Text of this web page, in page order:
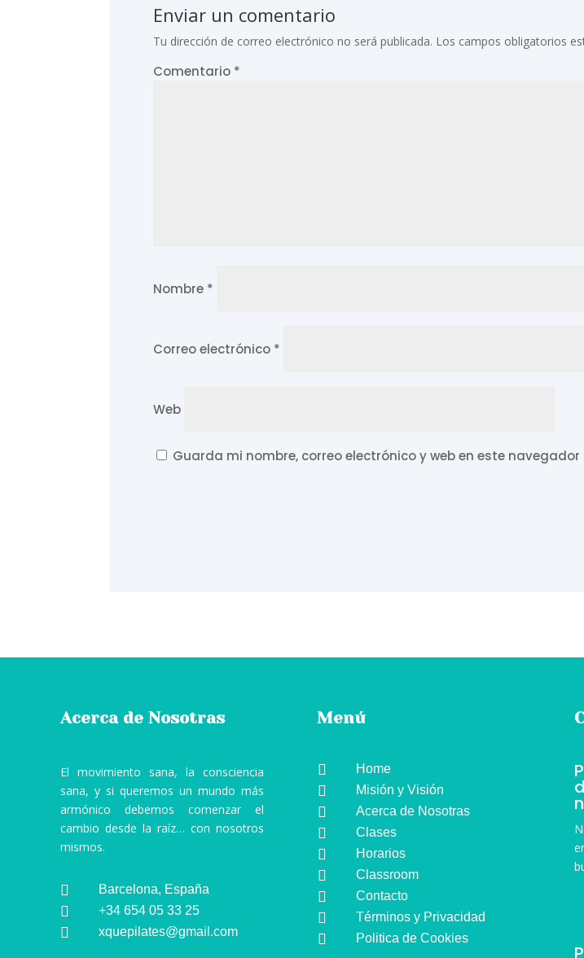
Enviar un comentario
Tu dirección de correo electrónico no será publicada. Los campos obligatorios
Comentario *
Nombre *
Correo electrónico *
Web
Guarda mi nombre, correo electrónico y web en este
Acerca de Nosotras
El movimiento sana, la consciencia
sana, y si queremos un mundo más
armónico debemos comenzar el
cambio desde la raíz… con nosotros
mismos.
 Barcelona, España
 +34 654 05 33 25
 xquepilates@gmail.com
Menú
 Home
 Misión y Visión
 Acerca de Nosotras
 Clases
 Horarios
 Classroom
 Contacto
 Términos y Privacidad
 Politica de Cookies